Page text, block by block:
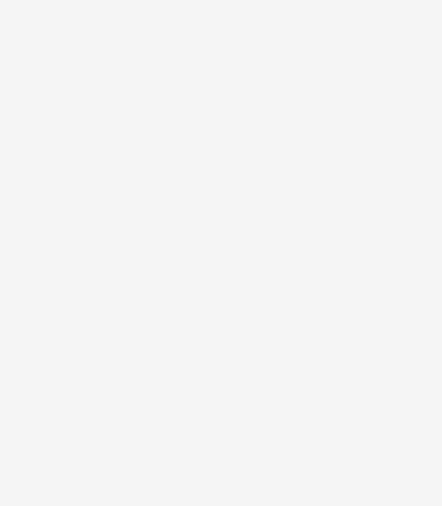
ECDSA-AES256-GCM-SHA384:DHE-RSA-AES128-GCM-